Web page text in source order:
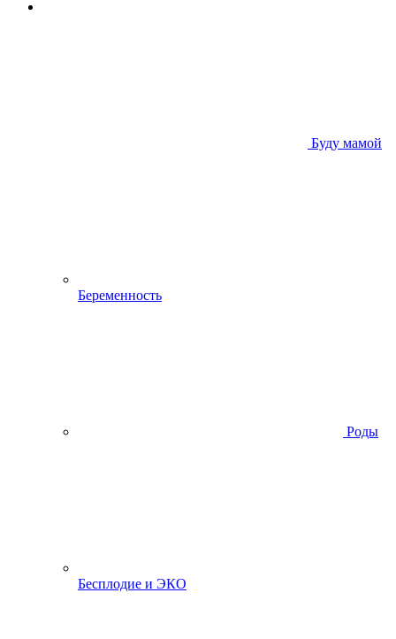
Буду мамой
Беременность
Роды
Бесплодие и ЭКО